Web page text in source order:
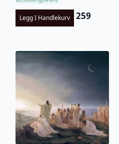
Legg I Handlekurv 259